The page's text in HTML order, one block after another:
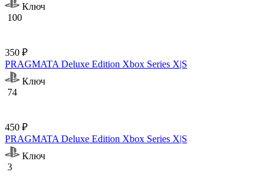
Ключ
100
350 ₽
PRAGMATA Deluxe Edition Xbox Series X|S
Ключ
74
450 ₽
PRAGMATA Deluxe Edition Xbox Series X|S
Ключ
3